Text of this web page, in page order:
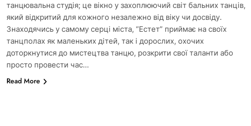
танцювальна студія; це вікно у захоплюючий світ бальних танців,
який відкритий для кожного незалежно від віку чи досвіду.
Знаходячись у самому серці міста, “Естет” приймає на своїх
танцполах як маленьких дітей, так і дорослих, охочих
доторкнутися до мистецтва танцю, розкрити свої таланти або
просто провести час…
Read More